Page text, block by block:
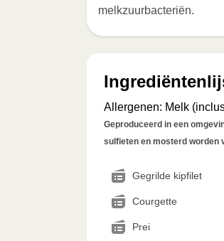
melkzuurbacteriën.
Allergenen: Melk
Geproduceerd in een
sulfieten en mosterd worden
Gegrilde kipfilet
Courgette
Prei